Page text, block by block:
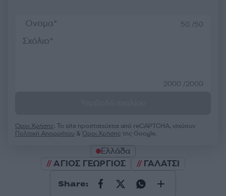
50 /50
2000 /2000
Όροι Χρήσης. Το site προστατεύεται από reCAPTCHA, ισχύουν
Πολιτική Απορρήτου &Όροι Χρήσης της Google.
Ελλάδα
ΑΓΙΟΣ ΓΕΩΡΓΙΟΣ
ΓΑΛΑΤΣΙ
Share: